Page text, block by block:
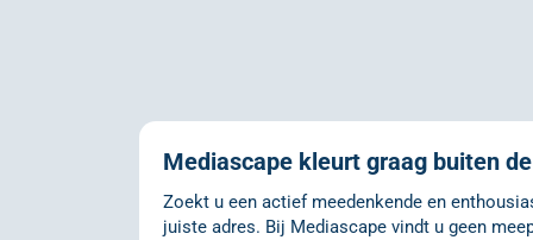
Mediascape kleurt graag buiten
Zoekt u een actief meedenkende en
juiste adres. Bij Mediascape vindt u geen